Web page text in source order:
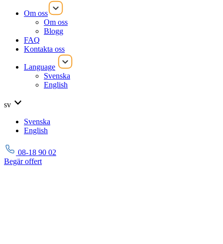
Om oss
Om oss
Blogg
FAQ
Kontakta oss
Language
Svenska
English
sv
Svenska
English
08-18 90 02
Begäroffert